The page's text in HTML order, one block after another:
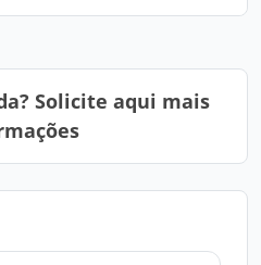
Solicite aqui mais